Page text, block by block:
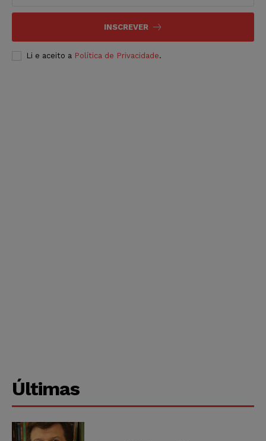
INSCREVER
Li e aceito a Política de Privacidade.
Últimas